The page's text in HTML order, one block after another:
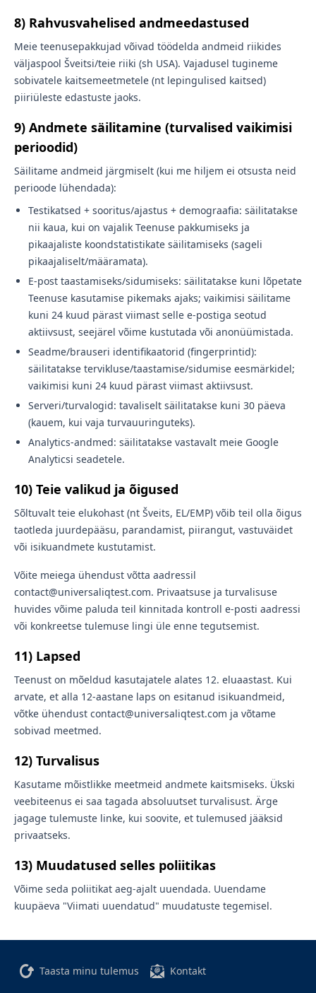
8) Rahvusvahelised andmeedastused
Meie teenusepakkujad võivad töödelda andmeid riikides
väljaspool Šveitsi/teie riiki (sh USA). Vajadusel tugineme
sobivatele kaitsemeetmetele (nt lepingulised kaitsed)
piiriüleste edastuste jaoks.
9) Andmete säilitamine (turvalised vaikimisi
perioodid)
Säilitame andmeid järgmiselt (kui me hiljem ei otsusta neid
perioode lühendada):
Testikatsed + sooritus/ajastus + demograafia: säilitatakse
nii kaua, kui on vajalik Teenuse pakkumiseks ja
pikaajaliste koondstatistikate säilitamiseks (sageli
pikaajaliselt/määramata).
E-post taastamiseks/sidumiseks: säilitatakse kuni lõpetate
Teenuse kasutamise pikemaks ajaks; vaikimisi säilitame
kuni 24 kuud pärast viimast selle e-postiga seotud
aktiivsust, seejärel võime kustutada või anonüümistada.
Seadme/brauseri identifikaatorid (fingerprintid):
säilitatakse tervikluse/taastamise/sidumise eesmärkidel;
vaikimisi kuni 24 kuud pärast viimast aktiivsust.
Serveri/turvalogid: tavaliselt säilitatakse kuni 30 päeva
(kauem, kui vaja turvauuringuteks).
Analytics-andmed: säilitatakse vastavalt meie Google
Analyticsi seadetele.
10) Teie valikud ja õigused
Sõltuvalt teie elukohast (nt Šveits, EL/EMP) võib teil olla õigus
taotleda juurdepääsu, parandamist, piirangut, vastuväidet
või isikuandmete kustutamist.
Võite meiega ühendust võtta aadressil
contact@universaliqtest.com. Privaatsuse ja turvalisuse
huvides võime paluda teil kinnitada kontroll e-posti aadressi
või konkreetse tulemuse lingi üle enne tegutsemist.
11) Lapsed
Teenust on mõeldud kasutajatele alates 12. eluaastast. Kui
arvate, et alla 12-aastane laps on esitanud isikuandmeid,
võtke ühendust contact@universaliqtest.com ja võtame
sobivad meetmed.
12) Turvalisus
Kasutame mõistlikke meetmeid andmete kaitsmiseks. Ükski
veebiteenus ei saa tagada absoluutset turvalisust. Ärge
jagage tulemuste linke, kui soovite, et tulemused jääksid
privaatseks.
13) Muudatused selles poliitikas
Võime seda poliitikat aeg-ajalt uuendada. Uuendame
kuupäeva "Viimati uuendatud" muudatuste tegemisel.
Taasta minu tulemus Kontakt